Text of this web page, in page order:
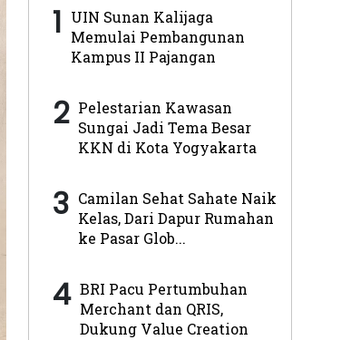
1 UIN Sunan Kalijaga
Memulai Pembangunan
Kampus II Pajangan
2 Pelestarian Kawasan
Sungai Jadi Tema Besar
KKN di Kota Yogyakarta
3 Camilan Sehat Sahate Naik
Kelas, Dari Dapur Rumahan
ke Pasar Glob...
4 BRI Pacu Pertumbuhan
Merchant dan QRIS,
Dukung Value Creation